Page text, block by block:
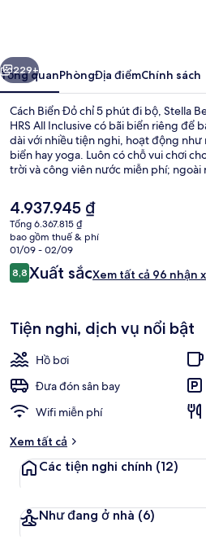
Bay-
24
HRS
All
Inclusive
Tiếp
229+
Tổng quanPhòngĐịa điểmChính sách
Cách Biển Đỏ chỉ 5 phút đi bộ, Stella
HRS All Inclusive có bãi biển riêng để
dài với nhiều tiện nghi, hoạt động
biển hay yoga. Luôn có chỗ vui chơi
trời và công viên nước miễn phí; ngoài
hàng, chuyên về món ăn mang phong
sáng, bữa trưa cùng bữa tối. Khách
những tiện nghi nổi bật khác như 2
và dòng sông lười.
Giá
hiện
tại
là
4.937.945 ₫
4.937.945 ₫
Tổng 6.367.815 ₫
bao gồm thuế & phí
01/09 - 02/09
Nhận
xét
8,88,8 trên 10,
Xuất sắcXem tất cả 96 nhận
Tiện nghi, dịch vụ nổi bật
Hồ bơi
Đưa đón sân bay
Wifi miễn phí
Xem tất cả
Các tiện nghi chính (12)
Như đang ở nhà (6)